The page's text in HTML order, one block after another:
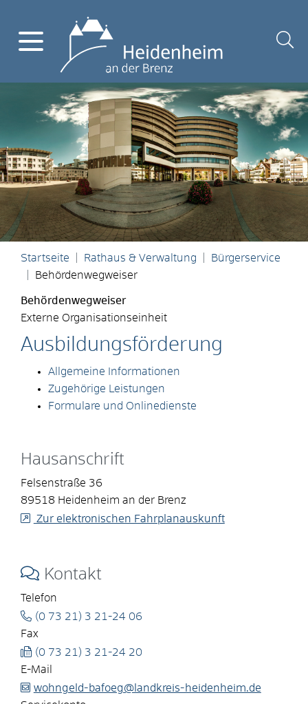
Startseite Rathaus & Verwaltung
Bürgerservice
Behördenwegweiser
Behördenwegweiser
Externe Organisationseinheit
Ausbildungsförderung
Allgemeine Informationen
Zugehörige Leistungen
Formulare und Onlinedienste
Hausanschrift
Felsenstraße 36
89518 Heidenheim an der Brenz
Zur elektronischen Fahrplanauskunft
Kontakt
Telefon
(0 73 21) 3 21-24 06
Fax
(0 73 21) 3 21-24 20
E-Mail
wohngeld-bafoeg@landkreis-heidenheim.de